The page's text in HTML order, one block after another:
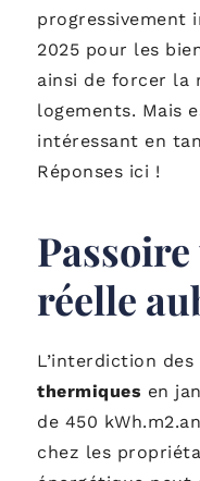
progressivement
2025 pour les
ainsi de forcer la
logements. Mais
intéressant en
Réponses ici !
réelle
L’interdiction des
thermiques en
de 450
chez les